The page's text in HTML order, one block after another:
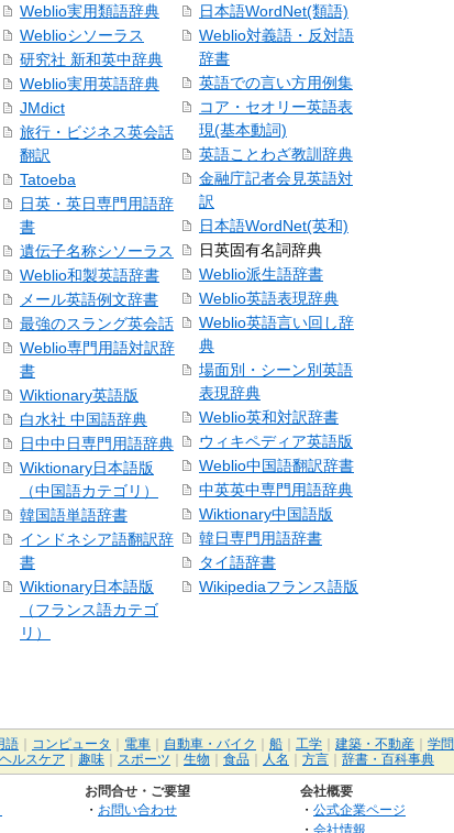
Weblio実用類語辞典
Weblioシソーラス
研究社 新和英中辞典
Weblio実用英語辞典
JMdict
旅行・ビジネス英会話
翻訳
Tatoeba
日英・英日専門用語辞
書
遺伝子名称シソーラス
Weblio和製英語辞書
メール英語例文辞書
最強のスラング英会話
Weblio専門用語対訳辞
書
Wiktionary英語版
白水社 中国語辞典
日中中日専門用語辞典
Wiktionary日本語版
（中国語カテゴリ）
韓国語単語辞書
インドネシア語翻訳辞
書
Wiktionary日本語版
（フランス語カテゴ
リ）
日本語WordNet(類語)
Weblio対義語・反対語
辞書
英語での言い方用例集
コア・セオリー英語表
現(基本動詞)
英語ことわざ教訓辞典
金融庁記者会見英語対
訳
日本語WordNet(英和)
日英固有名詞辞典
Weblio派生語辞書
Weblio英語表現辞典
Weblio英語言い回し辞
典
場面別・シーン別英語
表現辞典
Weblio英和対訳辞書
ウィキペディア英語版
Weblio中国語翻訳辞書
中英英中専門用語辞典
Wiktionary中国語版
韓日専門用語辞書
タイ語辞書
Wikipediaフランス語版
語 コンピュータ 電車 自動車・バイク 船 工学 建築・不動産
学問
ヘルスケア 趣味 スポーツ 生物 食品 人名 方言 辞書・百科事典
お問合せ・ご要望
・ お問い合わせ
会社概要
・ 公式企業ページ
・ 会社情報